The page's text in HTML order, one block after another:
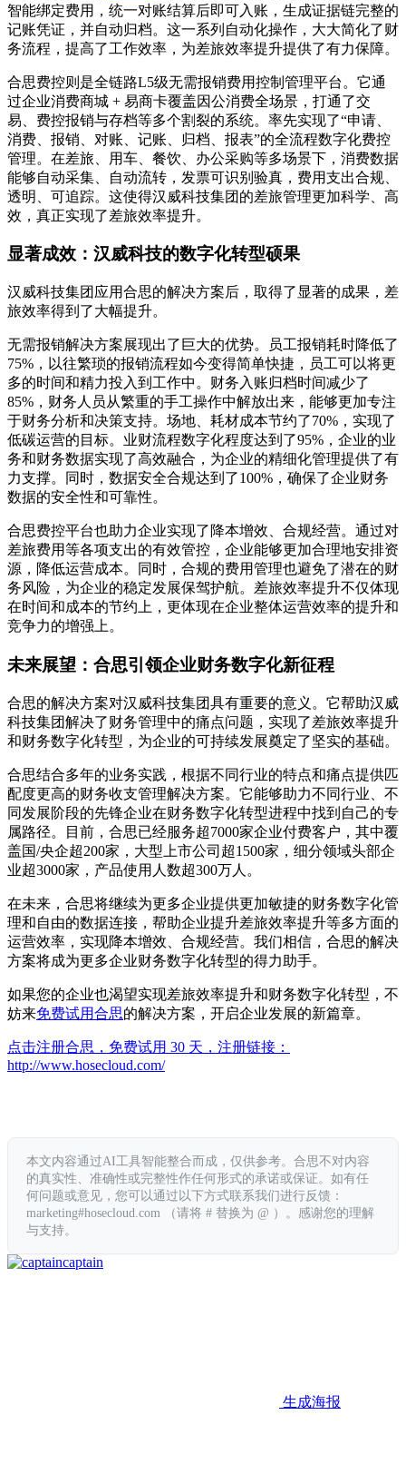
智能绑定费用，统一对账结算后即可入账，生成证据链完整的
记账凭证，并自动归档。这一系列自动化操作，大大简化了财
务流程，提高了工作效率，为差旅效率提升提供了有力保障。
合思费控则是全链路L5级无需报销费用控制管理平台。它通
过企业消费商城 + 易商卡覆盖因公消费全场景，打通了交
易、费控报销与存档等多个割裂的系统。率先实现了“申请、
消费、报销、对账、记账、归档、报表”的全流程数字化费控
管理。在差旅、用车、餐饮、办公采购等多场景下，消费数据
能够自动采集、自动流转，发票可识别验真，费用支出合规、
透明、可追踪。这使得汉威科技集团的差旅管理更加科学、高
效，真正实现了差旅效率提升。
显著成效：汉威科技的数字化转型硕果
汉威科技集团应用合思的解决方案后，取得了显著的成果，差
旅效率得到了大幅提升。
无需报销解决方案展现出了巨大的优势。员工报销耗时降低了
75%，以往繁琐的报销流程如今变得简单快捷，员工可以将更
多的时间和精力投入到工作中。财务入账归档时间减少了
85%，财务人员从繁重的手工操作中解放出来，能够更加专注
于财务分析和决策支持。场地、耗材成本节约了70%，实现了
低碳运营的目标。业财流程数字化程度达到了95%，企业的业
务和财务数据实现了高效融合，为企业的精细化管理提供了有
力支撑。同时，数据安全合规达到了100%，确保了企业财务
数据的安全性和可靠性。
合思费控平台也助力企业实现了降本增效、合规经营。通过对
差旅费用等各项支出的有效管控，企业能够更加合理地安排资
源，降低运营成本。同时，合规的费用管理也避免了潜在的财
务风险，为企业的稳定发展保驾护航。差旅效率提升不仅体现
在时间和成本的节约上，更体现在企业整体运营效率的提升和
竞争力的增强上。
未来展望：合思引领企业财务数字化新征程
合思的解决方案对汉威科技集团具有重要的意义。它帮助汉威
科技集团解决了财务管理中的痛点问题，实现了差旅效率提升
和财务数字化转型，为企业的可持续发展奠定了坚实的基础。
合思结合多年的业务实践，根据不同行业的特点和痛点提供匹
配度更高的财务收支管理解决方案。它能够助力不同行业、不
同发展阶段的先锋企业在财务数字化转型进程中找到自己的专
属路径。目前，合思已经服务超7000家企业付费客户，其中覆
盖国/央企超200家，大型上市公司超1500家，细分领域头部企
业超3000家，产品使用人数超300万人。
在未来，合思将继续为更多企业提供更加敏捷的财务数字化管
理和自由的数据连接，帮助企业提升差旅效率提升等多方面的
运营效率，实现降本增效、合规经营。我们相信，合思的解决
方案将成为更多企业财务数字化转型的得力助手。
如果您的企业也渴望实现差旅效率提升和财务数字化转型，不
妨来免费试用合思的解决方案，开启企业发展的新篇章。
点击注册合思，免费试用 30 天，注册链接：
http://www.hosecloud.com/
本文内容通过AI工具智能整合而成，仅供参考。合思不对内容
的真实性、准确性或完整性作任何形式的承诺或保证。如有任
何问题或意见，您可以通过以下方式联系我们进行反馈：
marketing#hosecloud.com （请将 # 替换为 @ ）。感谢您的理解
与支持。
captain
生成海报